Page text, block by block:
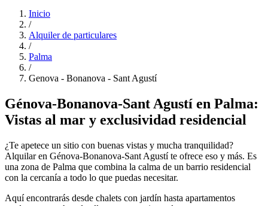
Inicio
/
Alquiler de particulares
/
Palma
/
Genova - Bonanova - Sant Agustí
Génova-Bonanova-Sant Agustí en Palma:
Vistas al mar y exclusividad residencial
¿Te apetece un sitio con buenas vistas y mucha tranquilidad?
Alquilar en Génova-Bonanova-Sant Agustí te ofrece eso y más. Es
una zona de Palma que combina la calma de un barrio residencial
con la cercanía a todo lo que puedas necesitar.
Aquí encontrarás desde chalets con jardín hasta apartamentos